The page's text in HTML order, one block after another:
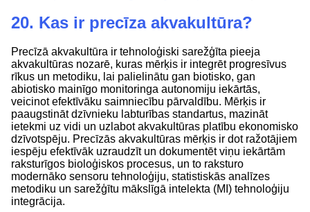
20. Kas ir precīza akvakultūra?
Precīzā akvakultūra ir tehnoloģiski sarežģīta pieeja
akvakultūras nozarē, kuras mērķis ir integrēt progresīvus
rīkus un metodiku, lai palielinātu gan biotisko, gan
abiotisko mainīgo monitoringa autonomiju iekārtās,
veicinot efektīvāku saimniecību pārvaldību. Mērķis ir
paaugstināt dzīvnieku labturības standartus, mazināt
ietekmi uz vidi un uzlabot akvakultūras platību ekonomisko
dzīvotspēju. Precīzās akvakultūras mērķis ir dot ražotājiem
iespēju efektīvāk uzraudzīt un dokumentēt viņu iekārtām
raksturīgos bioloģiskos procesus, un to raksturo
modernāko sensoru tehnoloģiju, statistiskās analīzes
metodiku un sarežģītu mākslīgā intelekta (MI) tehnoloģiju
integrācija.